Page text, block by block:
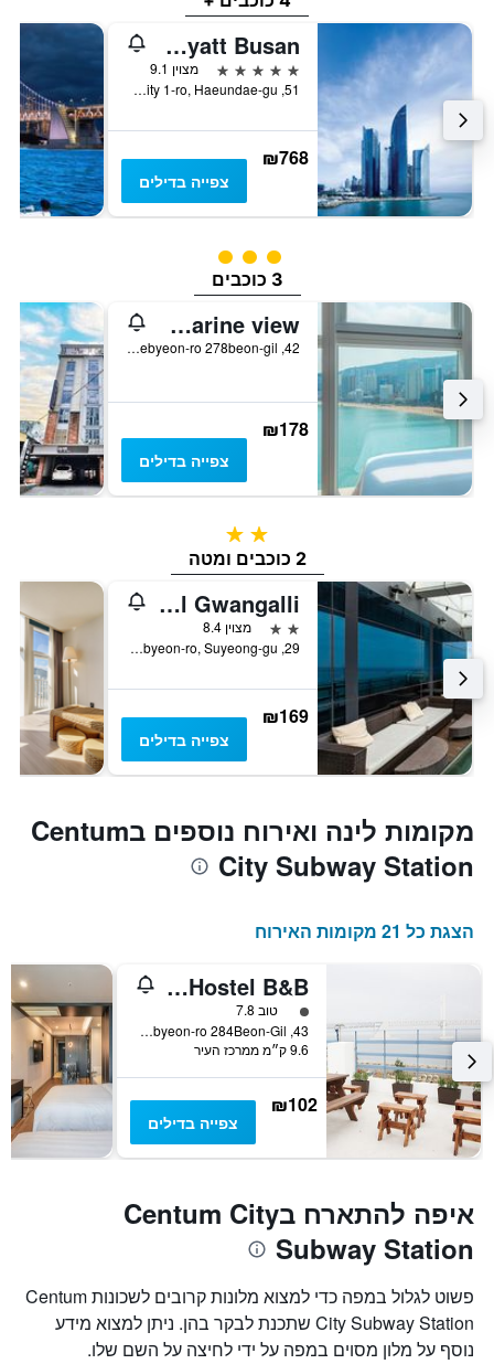
Park Hyatt Busan
5 כוכבים
מצוין 9.1
51, Marine City 1-ro, Haeundae-gu, פוסן, דרום קוריאה
₪768
צפייה בדילים
3 דירוג מחלקת נוסעים
3 כוכבים
Hotel Marine view
42, Gwanganhaebyeon-ro 278beon-gil, פוסן, דרום קוריאה
₪178
צפייה בדילים
2 כוכבים
2 כוכבים ומטה
H Avenue Hotel Gwangalli
2 כוכבים
מצוין 8.4
29, Millaksubyeon-ro, Suyeong-gu, פוסן, דרום קוריאה
₪169
צפייה בדילים
מקומות לינה ואירוח נוספים בCentum
City Subway Station
הצגת כל 21 מקומות האירוח
Bexco Hostel B&B
דירוג 1 מחלקת נוסעיםטוב 7.8
43, Gwanganhaebyeon-ro 284Beon-Gil, פוסן, דרום קוריאה
9.6 ק״מ ממרכז העיר
₪102
צפייה בדילים
איפה להתארח בCentum City
Subway Station
פשוט לגלול במפה כדי למצוא מלונות קרובים לשכונות Centum
City Subway Station שתכנת לבקר בהן. ניתן למצוא מידע
נוסף על מלון מסוים במפה על ידי לחיצה על השם שלו.